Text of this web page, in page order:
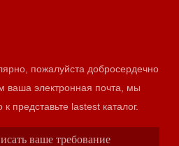
пожалуйста добросердечно
ваша электронная почта, мы
свяжемся вы очень скоро к представьте lastest каталог.